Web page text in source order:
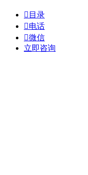
 目录
电话
微信
立即咨询